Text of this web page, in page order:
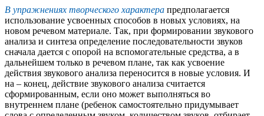
В упражнениях творческого характера предполагается
использование усвоенных способов в новых условиях, на
новом речевом материале. Так, при формировании звукового
анализа и синтеза определение последовательности звуков
сначала дается с опорой на вспомогательные средства, а в
дальнейшем только в речевом плане, так как усвоение
действия звукового анализа переносится в новые условия. И
на – конец, действие звукового анализа считается
сформированным, если оно может выполняться во
внутреннем плане (ребенок самостоятельно придумывает